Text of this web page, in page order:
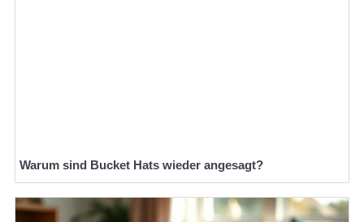
Warum sind Bucket Hats wieder angesagt?